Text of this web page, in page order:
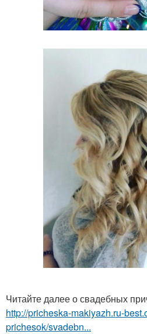
Читайте далее о свадебных
http://pricheska-makiyazh.ru-
prichesok/svadebn...